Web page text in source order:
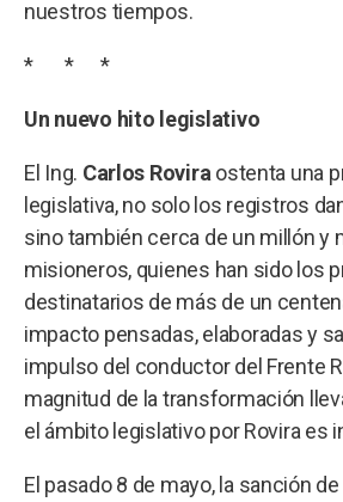
nuestros tiempos.
* * *
Un nuevo hito legislativo
El Ing. Carlos Rovira ostenta una
legislativa, no solo los registros
sino también cerca de un millón y
misioneros, quienes han sido los
destinatarios de más de un
impacto pensadas, elaboradas y
impulso del conductor del Frente
magnitud de la transformación
el ámbito legislativo por Rovira es
El pasado 8 de mayo, la sanción de